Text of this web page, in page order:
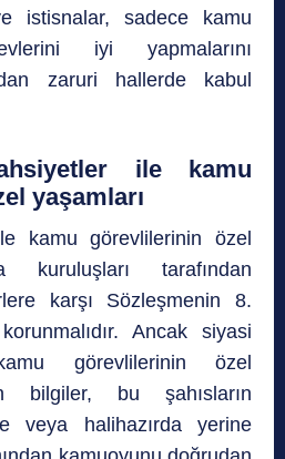
istisnalar, sadece kamu
iyi yapmalarını
zaruri hallerde kabul
ile kamu
yaşamları
kamu görevlilerinin özel
kuruluşları tarafından
karşı Sözleşmenin 8.
Ancak siyasi
görevlilerinin özel
bilgiler, bu şahısların
veya halihazırda yerine